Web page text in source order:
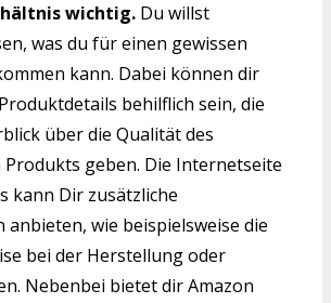
wichtig. Du willst
was du für einen gewissen
kann. Dabei können dir
behilflich sein, die
über die Qualität des
geben. Die Internetseite
kann Dir zusätzliche
wie beispielsweise die
bei der Herstellung oder
Nebenbei bietet dir Amazon